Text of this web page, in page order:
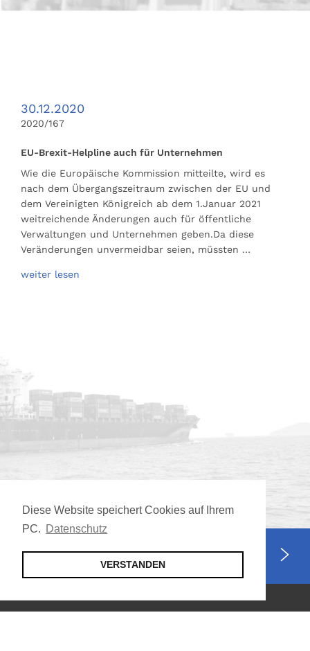
Diese Website speichert Cookies auf Ihrem
PC. Datenschutz
VERSTANDEN
30.12.2020
2020/167
EU-Brexit-Helpline auch für Unternehmen
Wie die Europäische Kommission mitteilte, wird es
nach dem Übergangszeitraum zwischen der EU und
dem Vereinigten Königreich ab dem 1.Januar 2021
weitreichende Änderungen auch für öffentliche
Verwaltungen und Unternehmen geben.Da diese
Veränderungen unvermeidbar seien, müssten …
weiter lesen
Jetzt Mitglied werden